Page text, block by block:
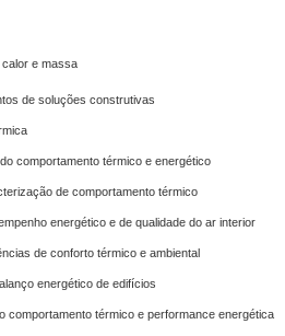
e massa
de soluções construtivas
comportamento térmico e energético
de comportamento térmico
energético e de qualidade do ar interior
de conforto térmico e ambiental
energético de edifícios
comportamento térmico e performance energética